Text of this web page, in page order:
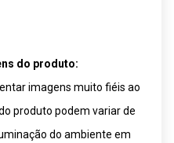
do produto:
imagens muito fiéis ao
produto podem variar de
do ambiente em